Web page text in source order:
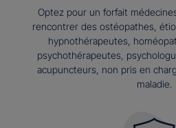
Optez pour un forfait
rencontrer des ostéopathes,
hypnothérapeutes,
psychothérapeutes,
acupuncteurs, non pris en
maladie.